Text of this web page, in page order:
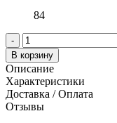
84
-
В корзину
Описание
Характеристики
Доставка / Оплата
Отзывы